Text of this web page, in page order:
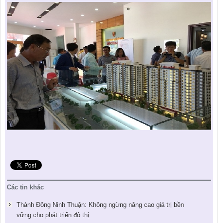
Các tin khác
Thành Đông Ninh Thuận: Không ngừng nâng cao giá trị bền
vững cho phát triển đô thị